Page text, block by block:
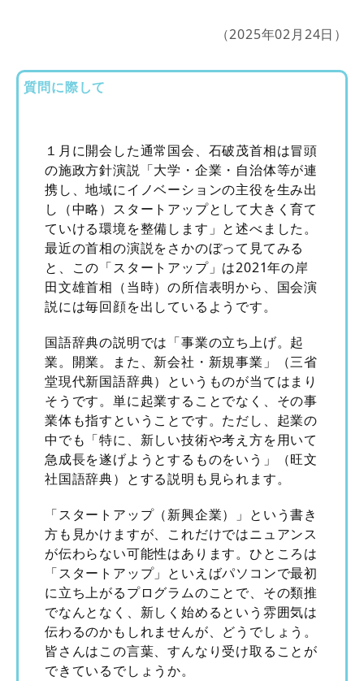
（2025年02月24日）
質問に際して
１月に開会した通常国会、石破茂首相は冒頭
の施政方針演説「大学・企業・自治体等が連
携し、地域にイノベーションの主役を生み出
し（中略）スタートアップとして大きく育て
ていける環境を整備します」と述べました。
最近の首相の演説をさかのぼって見てみる
と、この「スタートアップ」は2021年の岸
田文雄首相（当時）の所信表明から、国会演
説には毎回顔を出しているようです。
国語辞典の説明では「事業の立ち上げ。起
業。開業。また、新会社・新規事業」（三省
堂現代新国語辞典）というものが当てはまり
そうです。単に起業することでなく、その事
業体も指すということです。ただし、起業の
中でも「特に、新しい技術や考え方を用いて
急成長を遂げようとするものをいう」（旺文
社国語辞典）とする説明も見られます。
「スタートアップ（新興企業）」という書き
方も見かけますが、これだけではニュアンス
が伝わらない可能性はあります。ひところは
「スタートアップ」といえばパソコンで最初
に立ち上がるプログラムのことで、その類推
でなんとなく、新しく始めるという雰囲気は
伝わるのかもしれませんが、どうでしょう。
皆さんはこの言葉、すんなり受け取ることが
できているでしょうか。